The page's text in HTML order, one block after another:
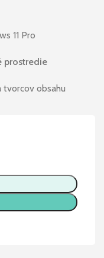
11 Pro
prostredie
tvorcov obsahu